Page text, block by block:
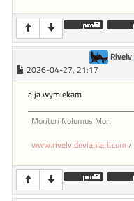
Rivelv
2026-04-27, 21:17
a ja wymiekam
Morituri Nolumus Mori
www.rivelv.deviantart.com/